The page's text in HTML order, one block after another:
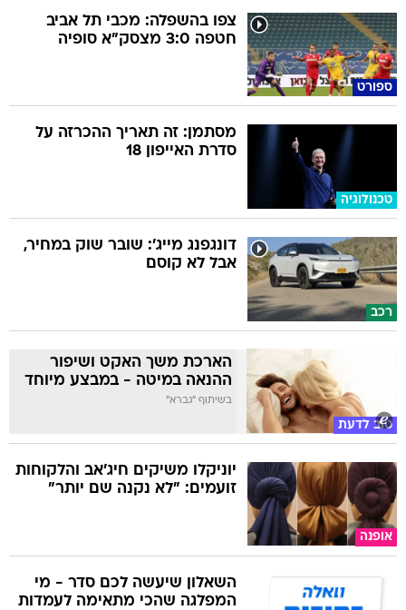
ספורט
צפו בהשפלה: מכבי תל אביב
חטפה 3:0 מצסק"א סופיה
טכנולוגיה
מסתמן: זה תאריך ההכרזה על
סדרת האייפון 18
רכב
דונגפנג מייג': שובר שוק במחיר,
אבל לא קוסם
טוב לדעת
הארכת משך האקט ושיפור
ההנאה במיטה - במבצע מיוחד
בשיתוף "גברא"
אופנה
יוניקלו משיקים חיג'אב והלקוחות
זועמים: "לא נקנה שם יותר"
השאלון שיעשה לכם סדר - מי
המפלגה שהכי מתאימה לעמדות